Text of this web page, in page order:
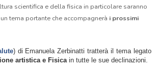
scientifica e della fisica in particolare saranno
tema portante che accompagnerà i prossimi
) di Emanuela Zerbinatti tratterà il tema legato
artistica e Fisicain tutte le sue declinazioni.